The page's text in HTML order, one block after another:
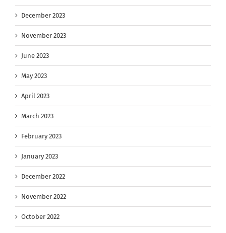
December 2023
November 2023
June 2023
May 2023
April 2023
March 2023
February 2023
January 2023
December 2022
November 2022
October 2022